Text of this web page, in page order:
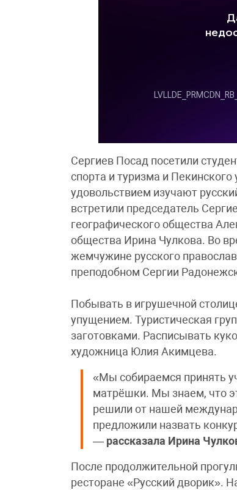
Сергиев Посад посетили
спорта и туризма и
удовольствием изучают
встретили председатель
географического общества
общества Ирина Чулкова. Во
жемчужине русского
преподобном Сергии
Побывать в игрушечной
упущением. Туристическая
заготовками. Расписывать
художница Юлия Акимцева.
«Мы собираемся принять
матрёшки. Мы знаем, что
решили от нашей
предложили назвать
— рассказала Ирина
После продолжительной
ресторане «Русский дворик».